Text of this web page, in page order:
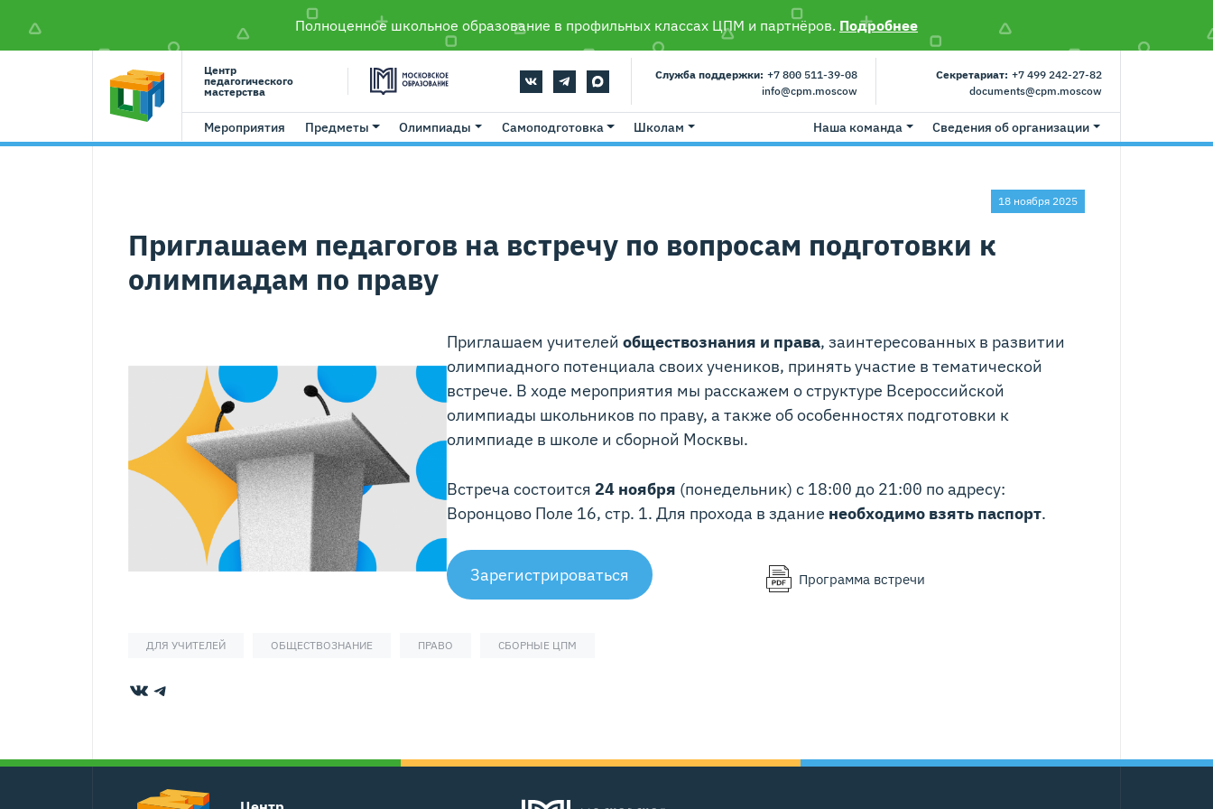
Полноценное школьное образование в профильных классах ЦПМ и партнёров. Подробнее
Центр
педагогического
мастерства
Служба поддержки: +7 800 511-39-08
info@cpm.moscow
Секретариат: +7 499 242-27-82
documents@cpm.moscow
Мероприятия Предметы Олимпиады Самоподготовка Школам Наша команда Сведения об организации
18 ноября 2025
Приглашаем педагогов на встречу по вопросам подготовки к
олимпиадам по праву
Приглашаем учителейобществознания и права, заинтересованных в развитии
олимпиадного потенциала своих учеников, принять участие в тематической
встрече. В ходе мероприятия мы расскажем о структуре Всероссийской
олимпиады школьников по праву, а также об особенностях подготовки к
олимпиаде в школе и сборной Москвы.
Встреча состоится 24 ноября (понедельник) с 18:00 до 21:00 по адресу:
Воронцово Поле 16, стр. 1. Для прохода в здание необходимо взять паспорт.
Зарегистрироваться Программа встречи
ДЛЯ УЧИТЕЛЕЙ ОБЩЕСТВОЗНАНИЕ ПРАВО СБОРНЫЕ ЦПМ
ВКонтакте
Telegram